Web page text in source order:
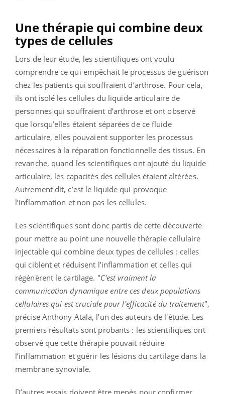
Une thérapie qui combine deux
types de cellules
Lors de leur étude, les scientifiques ont voulu
comprendre ce qui empêchait le processus de guérison
chez les patients qui souffraient d’arthrose. Pour cela,
ils ont isolé les cellules du liquide articulaire de
personnes qui souffraient d’arthrose et ont observé
que lorsqu’elles étaient séparées de ce fluide
articulaire, elles pouvaient supporter les processus
nécessaires à la réparation fonctionnelle des tissus. En
revanche, quand les scientifiques ont ajouté du liquide
articulaire, les capacités des cellules étaient altérées.
Autrement dit, c’est le liquide qui provoque
l’inflammation et non pas les cellules.
Les scientifiques sont donc partis de cette découverte
pour mettre au point une nouvelle thérapie cellulaire
injectable qui combine deux types de cellules : celles
qui ciblent et réduisent l’inflammation et celles qui
régénèrent le cartilage. "C'est vraiment la
communication dynamique entre ces deux populations
cellulaires qui est cruciale pour l'efficacité du traitement",
précise Anthony Atala, l’un des auteurs de l'étude. Les
premiers résultats sont probants : les scientifiques ont
observé que cette thérapie pouvait réduire
l’inflammation et guérir les lésions du cartilage dans la
membrane synoviale.
D’autres essais doivent être menés pour confirmer